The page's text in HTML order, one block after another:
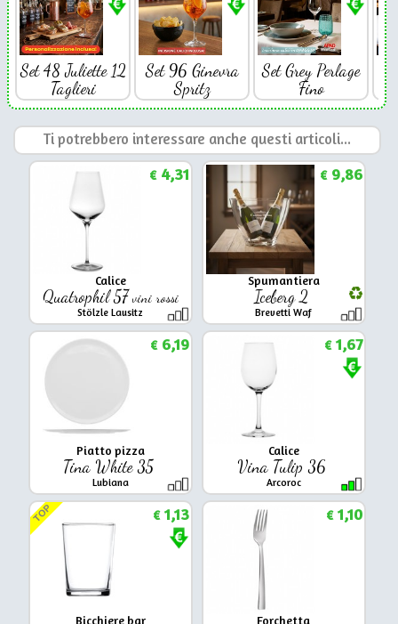
Set 48 Juliette 12
Taglieri
Set 96 Ginevra
Spritz
Set Grey Perlage
Fino
Ti potrebbero interessare anche questi articoli...
Calice
Quatrophil 57vini rossi
Stölzle Lausitz
€4,31
Spumantiera
Iceberg 2
Brevetti Waf
€9,86
Piatto pizza
Tina White 35
Lubiana
€6,19
Calice
Vina Tulip 36
Arcoroc
€1,67
Bicchiere bar
TOP €1,13
Forchetta
€1,10